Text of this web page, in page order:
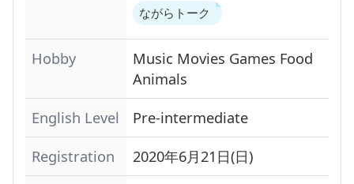
ながらトーク
Hobby Music Movies Games Food
Animals
English Level
Pre-intermediate
Registration
2020年6月21日(日)